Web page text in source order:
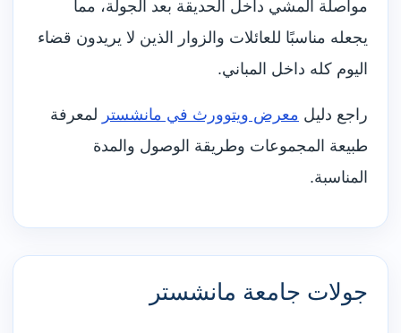
مواصلة المشي داخل الحديقة بعد الجولة، مما
يجعله مناسبًا للعائلات والزوار الذين لا يريدون قضاء
اليوم كله داخل المباني.
راجع دليل معرض ويتوورث في مانشستر لمعرفة
طبيعة المجموعات وطريقة الوصول والمدة
المناسبة.
جولات جامعة مانشستر